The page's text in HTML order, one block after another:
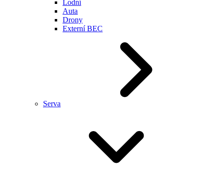
Lodní
Auta
Drony
Externí BEC
Serva